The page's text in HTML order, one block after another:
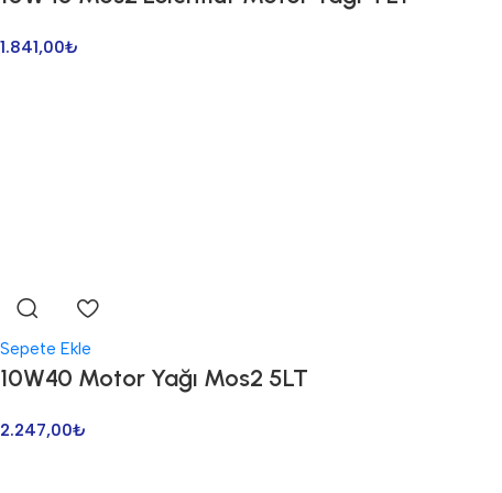
1.841,00₺
Sepete Ekle
10W40 Motor Yağı Mos2 5LT
2.247,00₺